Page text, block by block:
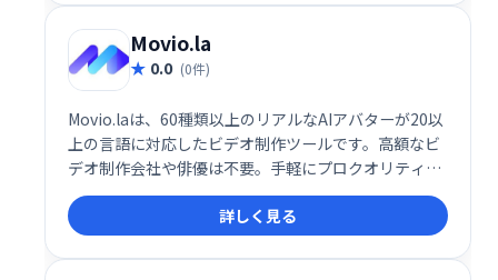
Movio.la
0.0 (0件)
Movio.laは、60種類以上のリアルなAIアバターが20以
上の言語に対応したビデオ制作ツールです。高額なビ
デオ制作会社や俳優は不要。手軽にプロクオリティの
動画を作成できます。時間とコストを大幅に削減し、
独自のビデオスタジオを手に入れましょう。
詳しく見る